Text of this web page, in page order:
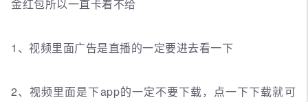
金红包所以一直卡着不给
1、视频里面广告是直播的一定要进去看一下
2、视频里面是下app的一定不要下载，点一下下载就可